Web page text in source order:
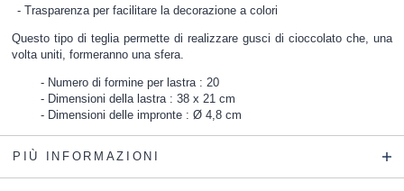
Trasparenza per facilitare la decorazione a colori
Questo tipo di teglia permette di realizzare gusci di cioccolato che, una
volta uniti, formeranno una sfera.
Numero di formine per lastra : 20
Dimensioni della lastra : 38 x 21 cm
Dimensioni delle impronte : Ø 4,8 cm
PIÙ INFORMAZIONI